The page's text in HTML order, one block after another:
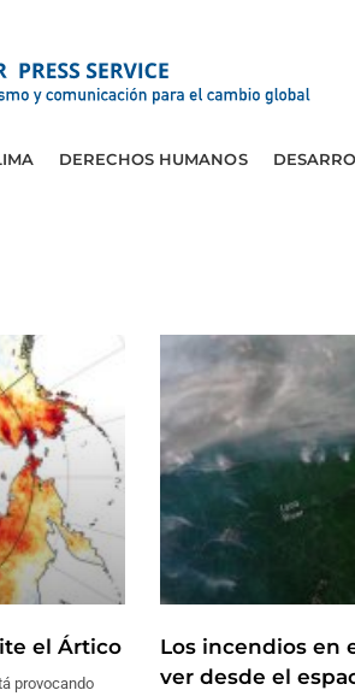
DERECHOS HUMANOS
el Ártico
provocando
Los incendios en
ver desde el